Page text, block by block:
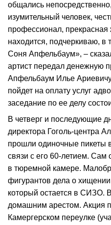
общались
изумительный человек,
профессионал,
находится, подчеркиваю, в
Соня Апфельбаум», –
артист передал денежную
Апфельбаум Илье
пойдет на оплату услуг
заседание по ее делу
В четверг и последующие
директора Гоголь-центра
прошли одиночные пикеты
связи с его 60-летием. Сам
в тюремной камере.
фигурантов дела о
который остается в СИЗО.
домашним арестом. Акция
Камергерском переулке